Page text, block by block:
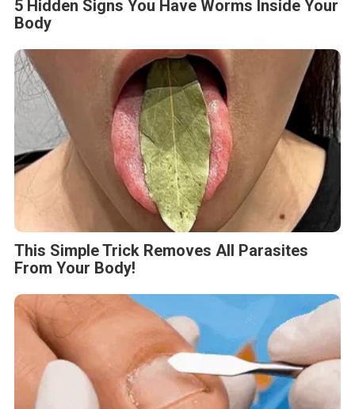
5 Hidden Signs You Have Worms Inside Your
Body
This Simple Trick Removes All Parasites
From Your Body!